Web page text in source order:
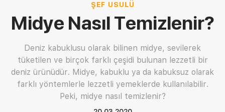
ŞEF USULÜ
Midye Nasıl Temizlenir?
Deniz kabuklusu olarak bilinen midye, sevilerek
tüketilen ve birçok farklı çeşidi bulunan lezzetli bir
deniz ürünüdür. Midye, kabuklu ya da kabuksuz olarak
farklı yöntemlerle lezzetli yemeklerde kullanılabilir.
Peki, midye nasıl temizlenir?